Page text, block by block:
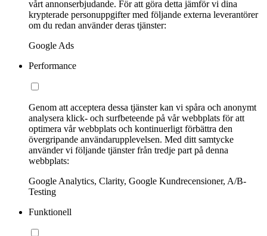
vårt annonserbjudande. För att göra detta jämför vi dina
krypterade personuppgifter med följande externa leverantörer
om du redan använder deras tjänster:
Google Ads
Performance
Genom att acceptera dessa tjänster kan vi spåra och anonymt
analysera klick- och surfbeteende på vår webbplats för att
optimera vår webbplats och kontinuerligt förbättra den
övergripande användarupplevelsen. Med ditt samtycke
använder vi följande tjänster från tredje part på denna
webbplats:
Google Analytics, Clarity, Google Kundrecensioner, A/B-
Testing
Funktionell